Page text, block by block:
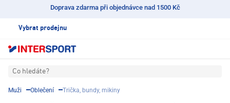
Doprava zdarma při objednávce nad 1500 Kč
Vybrat prodejnu
Co hledáte?
Muži Oblečení Trička, bundy, mikiny